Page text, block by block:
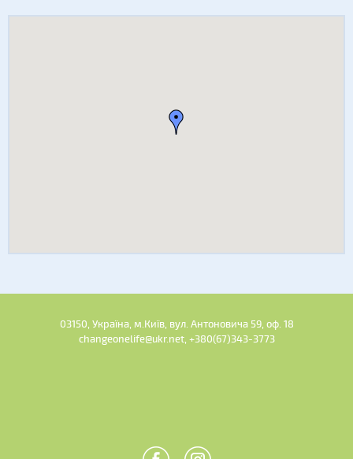
03150, Україна, м.Київ, вул. Антоновича 59, оф. 18
changeonelife@ukr.net, +380(67)343-3773